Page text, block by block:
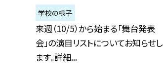
学校の様子
来週（10/5）から始まる「舞台発表
会」の演目リストについてお知らせし
ます。詳細...